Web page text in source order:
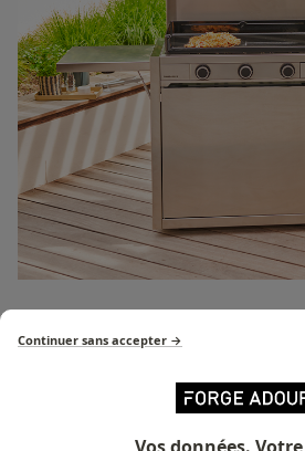
Modern
Discover all the
the Modern
Continuer sans accepter →